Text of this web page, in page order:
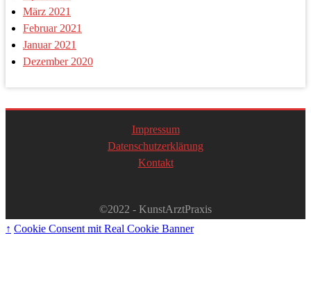
März 2021
Februar 2021
Januar 2021
Dezember 2020
Impressum
Datenschutzerklärung
Kontakt
©2022 - KunstArztPraxis
↑ Cookie Consent mit Real Cookie Banner